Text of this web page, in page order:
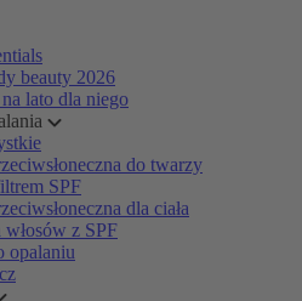
beauty 2026
lato dla niego
do twarzy
SPF
dla ciała
włosów z SPF
opalaniu